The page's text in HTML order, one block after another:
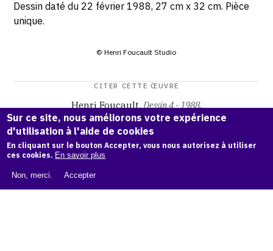
Dessin daté du 22 février 1988, 27 cm x 32 cm. Pièce
unique.
© Henri Foucault Studio
CITER CETTE ŒUVRE
Henri Foucault, Dessin 4 - 1988.
Catalogue raisonné Henri Foucault, OAM.ark:38997/o16m
qb
COPIER LA CITATION
Sur ce site, nous améliorons votre expérience
d'utilisation à l'aide de cookies
En cliquant sur le bouton Accepter, vous nous autorisez à utiliser
ces cookies. En savoir plus
Non, merci. Accepter